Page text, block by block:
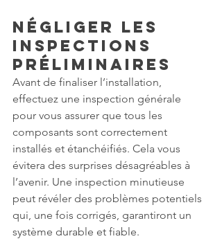
Négliger les
Inspections
Préliminaires
Avant de finaliser l’installation,
effectuez une inspection générale
pour vous assurer que tous les
composants sont correctement
installés et étanchéifiés. Cela vous
évitera des surprises désagréables à
l’avenir. Une inspection minutieuse
peut révéler des problèmes potentiels
qui, une fois corrigés, garantiront un
système durable et fiable.